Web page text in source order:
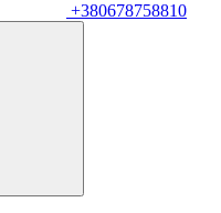
+380678758810